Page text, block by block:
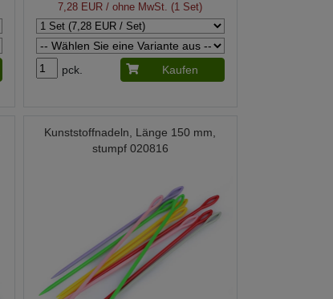
7,28 EUR / ohne MwSt. (1 Set)
pck. Kaufen
Kunststoffnadeln, Länge 150 mm,
stumpf 020816